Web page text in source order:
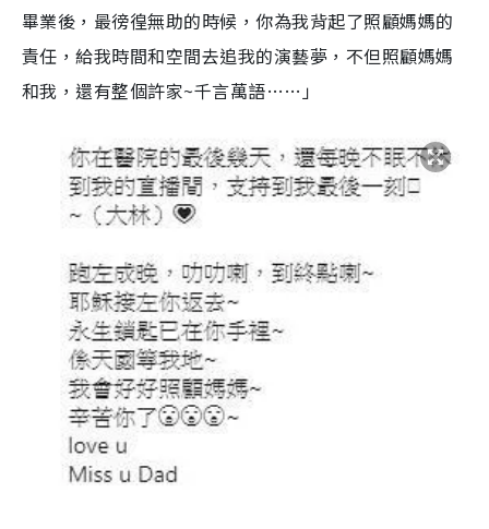
畢業後，最徬徨無助的時候，你為我背起了照顧媽媽的
責任，給我時間和空間去追我的演藝夢，不但照顧媽媽
和我，還有整個許家~千言萬語……」